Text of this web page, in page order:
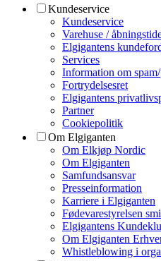
Kundeservice
Kundeservice
Varehuse /
Elgigantens
Services
Information om
Fortrydelsesret
Elgigantens
Partner
Cookiepolitik
Om Elgiganten
Om Elkjøp Nordic
Om Elgiganten
Samfundsansvar
Presseinformation
Karriere i Elgiganten
Fødevarestyrelsen
Elgigantens
Om Elgiganten
Whistleblowing i